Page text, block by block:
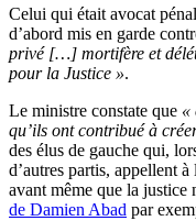
Celui qui était avocat
d’abord mis en garde
privé […] mortifère et
pour la Justice ».
Le ministre constate que «
qu’ils ont contribué à
des élus de gauche qui,
d’autres partis, appellent
avant même que la justice
de Damien Abad par